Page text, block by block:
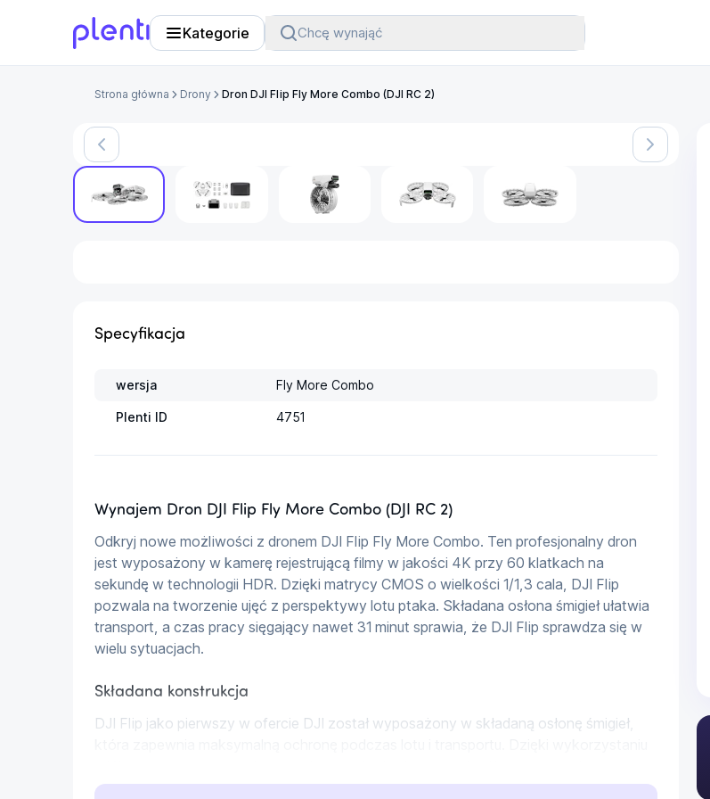
Kategorie Chcę wynająć
Strona główna Drony Dron DJI Flip Fly More Combo (DJI RC 2)
Specyfikacja
wersja Fly More Combo
Plenti ID 4751
Wynajem Dron DJI Flip Fly More Combo (DJI RC 2)
Odkryj nowe możliwości z dronem DJI Flip Fly More Combo. Ten profesjonalny dron
jest wyposażony w kamerę rejestrującą filmy w jakości 4K przy 60 klatkach na
sekundę w technologii HDR. Dzięki matrycy CMOS o wielkości 1/1,3 cala, DJI Flip
pozwala na tworzenie ujęć z perspektywy lotu ptaka. Składana osłona śmigieł ułatwia
transport, a czas pracy sięgający nawet 31 minut sprawia, że DJI Flip sprawdza się w
wielu sytuacjach.
Składana konstrukcja
DJI Flip jako pierwszy w ofercie DJI został wyposażony w składaną osłonę śmigieł,
tradycyjne konstrukcje z poliwęglanu, zachowując przy tym pełną sztywność i